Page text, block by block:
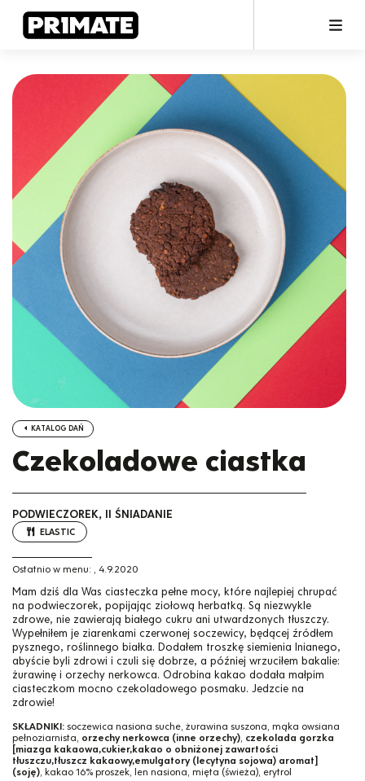
KATALOG DAŃ
Czekoladowe ciastka
PODWIECZOREK, II ŚNIADANIE
ELASTIC
Ostatnio w menu: , 4.9.2020
Mam dziś dla Was ciasteczka pełne mocy, które najlepiej chrupać
na podwieczorek, popijając ziołową herbatką. Są niezwykle
zdrowe, nie zawierają białego cukru ani utwardzonych tłuszczy.
Wypełniłem je ziarenkami czerwonej soczewicy, będącej źródłem
pysznego, roślinnego białka. Dodałem troszkę siemienia lnianego,
abyście byli zdrowi i czuli się dobrze, a później wrzuciłem bakalie:
żurawinę i orzechy nerkowca. Odrobina kakao dodała małpim
ciasteczkom mocno czekoladowego posmaku. Jedzcie na
zdrowie!
SKŁADNIKI: soczewica nasiona suche, żurawina suszona, mąka owsiana
pełnoziarnista, orzechy nerkowca (inne orzechy), czekolada gorzka
[miazga kakaowa,cukier,kakao o obniżonej zawartości
tłuszczu,tłuszcz kakaowy,emulgatory (lecytyna sojowa) aromat]
(soję), kakao 16% proszek, len nasiona, mięta (świeża), erytrol